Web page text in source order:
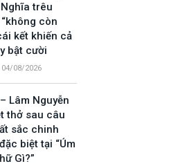
trêu
còn
kết khiến cả
bật cười
04/08/2026
Lâm Nguyễn
thở sau câu
sắc chinh
biệt tại “Úm
Gì?”